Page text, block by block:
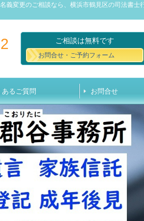
義変更のご相談なら、横浜市鶴見区の司法書士
ご相談は無料です
お問合せ・ご予約フォーム
あるご質問 お問合せ